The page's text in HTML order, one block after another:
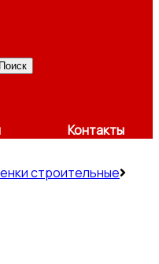
Поиск
Контакты
строительные